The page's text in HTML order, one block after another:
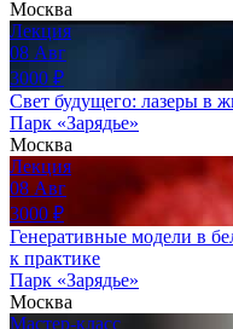
Москва
Лекция
08 Авг
3000 ₽
Свет будущего: лазеры в
Парк «Зарядье»
Москва
Лекция
08 Авг
3000 ₽
Генеративные модели в
к практике
Парк «Зарядье»
Москва
Мастер-класс